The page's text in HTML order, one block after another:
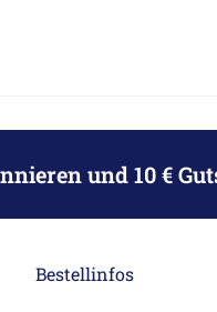
und 10 €
Bestellinfos